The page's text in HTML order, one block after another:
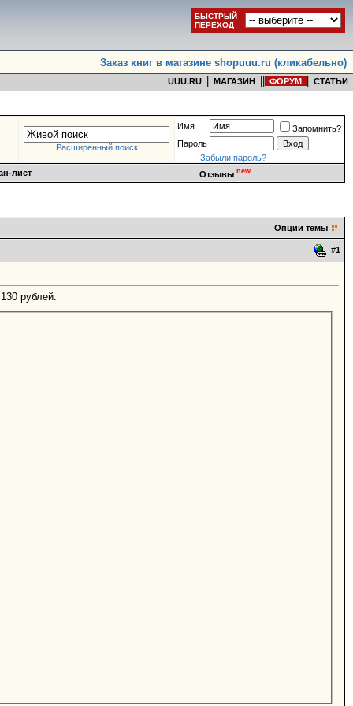
БЫСТРЫЙ
ПЕРЕХОД
Заказ книг в магазине shopuuu.ru (кликабельно)
UUU.RU МАГАЗИН ФОРУМ СТАТЬИ
Расширенный поиск
Имя
Запомнить?
Пароль
Забыли пароль?
лист
Отзывы new
Опции темы
#1
рублей.